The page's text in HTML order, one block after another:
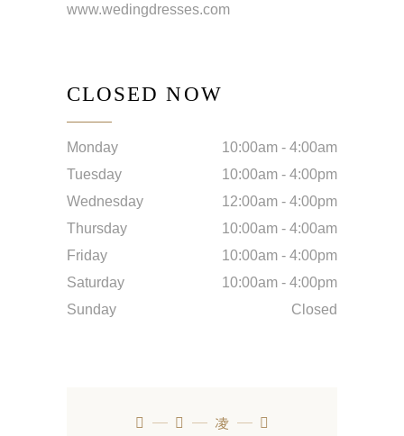
www.wedingdresses.com
CLOSED NOW
Monday 10:00am - 4:00am
Tuesday
10:00am - 4:00pm
Wednesday
12:00am - 4:00pm
Thursday
10:00am - 4:00am
Friday
10:00am - 4:00pm
Saturday
10:00am - 4:00pm
Sunday
Closed